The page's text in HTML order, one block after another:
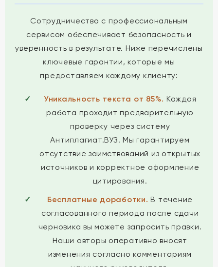
Сотрудничество с профессиональным
сервисом обеспечивает безопасность и
уверенность в результате. Ниже перечислены
ключевые гарантии, которые мы
предоставляем каждому клиенту:
Уникальность текста от 85%. Каждая
работа проходит предварительную
проверку через систему
Антиплагиат.ВУЗ. Мы гарантируем
отсутствие заимствований из открытых
источников и корректное оформление
цитирования.
Бесплатные доработки. В течение
согласованного периода после сдачи
черновика вы можете запросить правки.
Наши авторы оперативно вносят
изменения согласно комментариям